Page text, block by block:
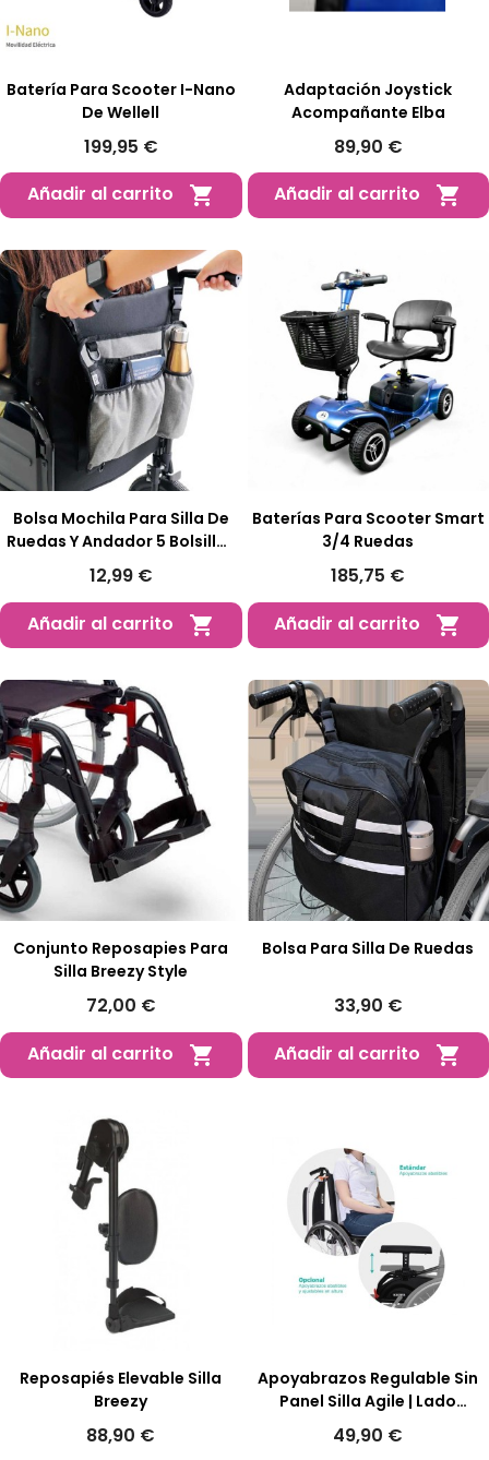
Batería Para Scooter I-Nano
De Wellell
199,95 €
Añadir al carrito

Adaptación Joystick
Acompañante Elba
89,90 €
Añadir al carrito

Bolsa Mochila Para Silla De
Ruedas Y Andador 5 Bolsillos
Nylon
12,99 €
Añadir al carrito

Baterías Para Scooter Smart
3/4 Ruedas
185,75 €
Añadir al carrito

Conjunto Reposapies Para
Silla Breezy Style
72,00 €
Añadir al carrito

Bolsa Para Silla De Ruedas
33,90 €
Añadir al carrito

Reposapiés Elevable Silla
Breezy
88,90 €
Apoyabrazos Regulable Sin
Panel Silla Agile | Lado
Derecho
49,90 €